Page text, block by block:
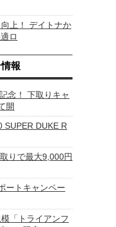
上！ デイトナか
ロ
報
念！ 下取りキャ
開
SUPER DUKE R
りで最大9,000円
ートキャンペー
「トライアンフ